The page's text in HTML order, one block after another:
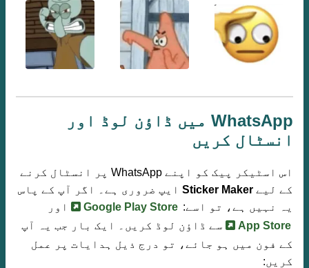
WhatsApp میں ڈاؤن لوڈ اور
انسٹال کریں
اس اسٹیکر پیک کو اپنے WhatsApp پر انسٹال کرنے
کے لیے Sticker Maker ایپ ضروری ہے۔ اگر آپ کے پاس
یہ نہیں ہے، تو اسے: Google Play Store
اور
App Store
سے ڈاؤن لوڈ کریں۔ ایک بار جب یہ آپ
کے فون میں ہو جائے، تو درج ذیل ہدایات پر عمل
کریں: